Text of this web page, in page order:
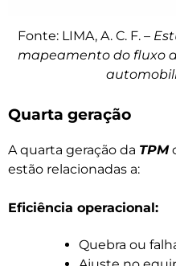
Fonte: LIMA, A. C. F. –
mapeamento do fluxo
Quarta geração
A quarta geração da TPM
estão relacionadas a:
Eficiência operacional:
Quebra ou